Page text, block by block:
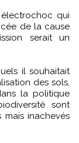
qui
de la cause
serait un
il souhaitait
des sols,
la politique
sont
inachevés